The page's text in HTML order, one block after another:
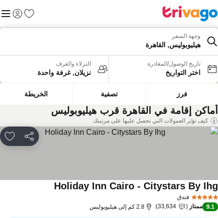
المفضلة
تسجيل
وجهة السفر
هيليوبوليس, القاهرة
تاريخ الوصول/المغادرة
اختر التواريخ
النزلاء والغرف
نزيلان, غرفة واحدة
فرز تصفية الخريطة
إقامة في القاهرة قرب هيليوبوليس
كيف تؤثر العمولات التي نحصل عليها على مرتبتك
مشاركة
فندق
Holiday Inn Cairo - Citystars By
9.1 ممتاز 33,634 2.8 كم إلى هيليوبوليس